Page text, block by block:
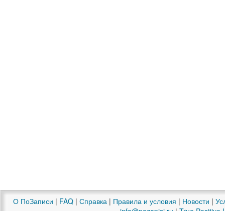
О ПоЗаписи | FAQ | Справка | Правила и условия | Новости |